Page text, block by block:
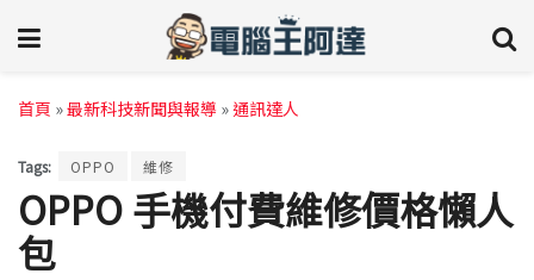
首頁 »最新科技新聞與報導 »通訊達人
Tags: OPPO 維修
OPPO 手機付費維修價格懶人
包